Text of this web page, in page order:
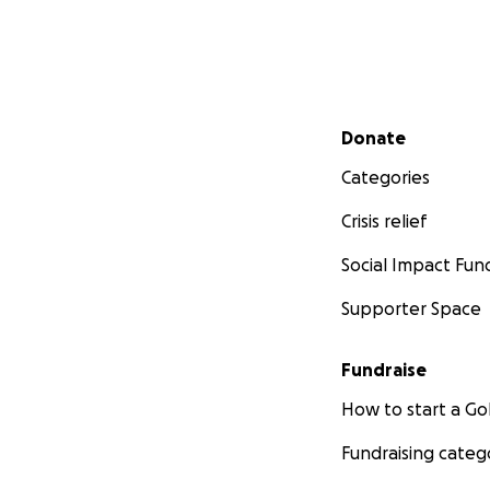
Secondary menu
Donate
Categories
Crisis relief
Social Impact
Supporter Space
Fundraise
How to start a
Fundraising